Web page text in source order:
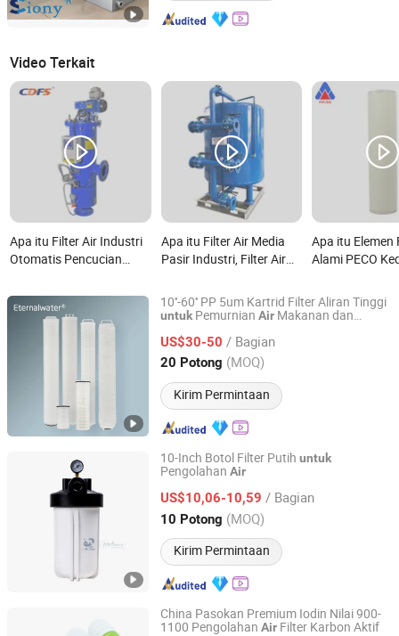
Video Terkait
Apa itu Filter Air Industri
Otomatis Pencucian
Penyaring Pembersih Diri
50 Mikron untuk
Apa itu Filter Air Media
Pasir Industri, Filter Air
Pasir untuk Industri
Kimia, Filter Air Industri
Apa itu Elemen
Alami PECO
Koalesensi
JFG-536-5
10''-60'' PP 5um Kartrid Filter Aliran Tinggi
untukPemurnian Air Makanan dan
US$30-50 / Bagian
20 Potong (MOQ)
Kirim Permintaan
Hangzhou Eternalwater Filtration Equipment Co., Ltd.
Harga mulai 2023
10-Inch Botol Filter Putih untuk
Pengolahan Air
US$10,06-10,59 / Bagian
10 Potong (MOQ)
Kirim Permintaan
Mr. Bear Industrial Co., Ltd.
Guangdong, China Harga mulai 2025
China Pasokan Premium Iodin Nilai 900-
1100 Pengolahan Air Filter Karbon Aktif